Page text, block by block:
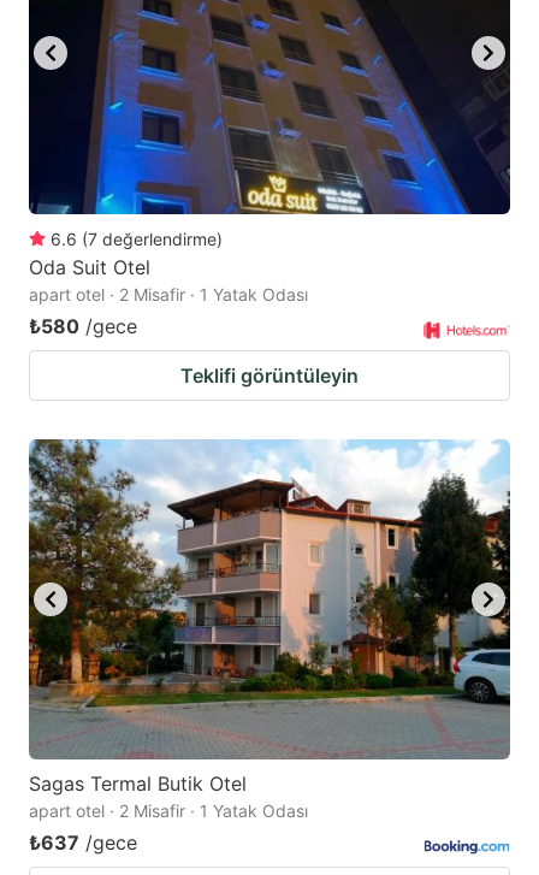
to
get
the
keyboard
shortcuts
for
changing
dates.
to
get
the
keyboard
shortcuts
for
6.6 (7 değerlendirme)
Oda Suit Otel
apart otel · 2 Misafir · 1 Yatak Odası
₺580 /gece
Teklifi görüntüleyin
Sagas Termal Butik Otel
apart otel · 2 Misafir · 1 Yatak Odası
₺637 /gece